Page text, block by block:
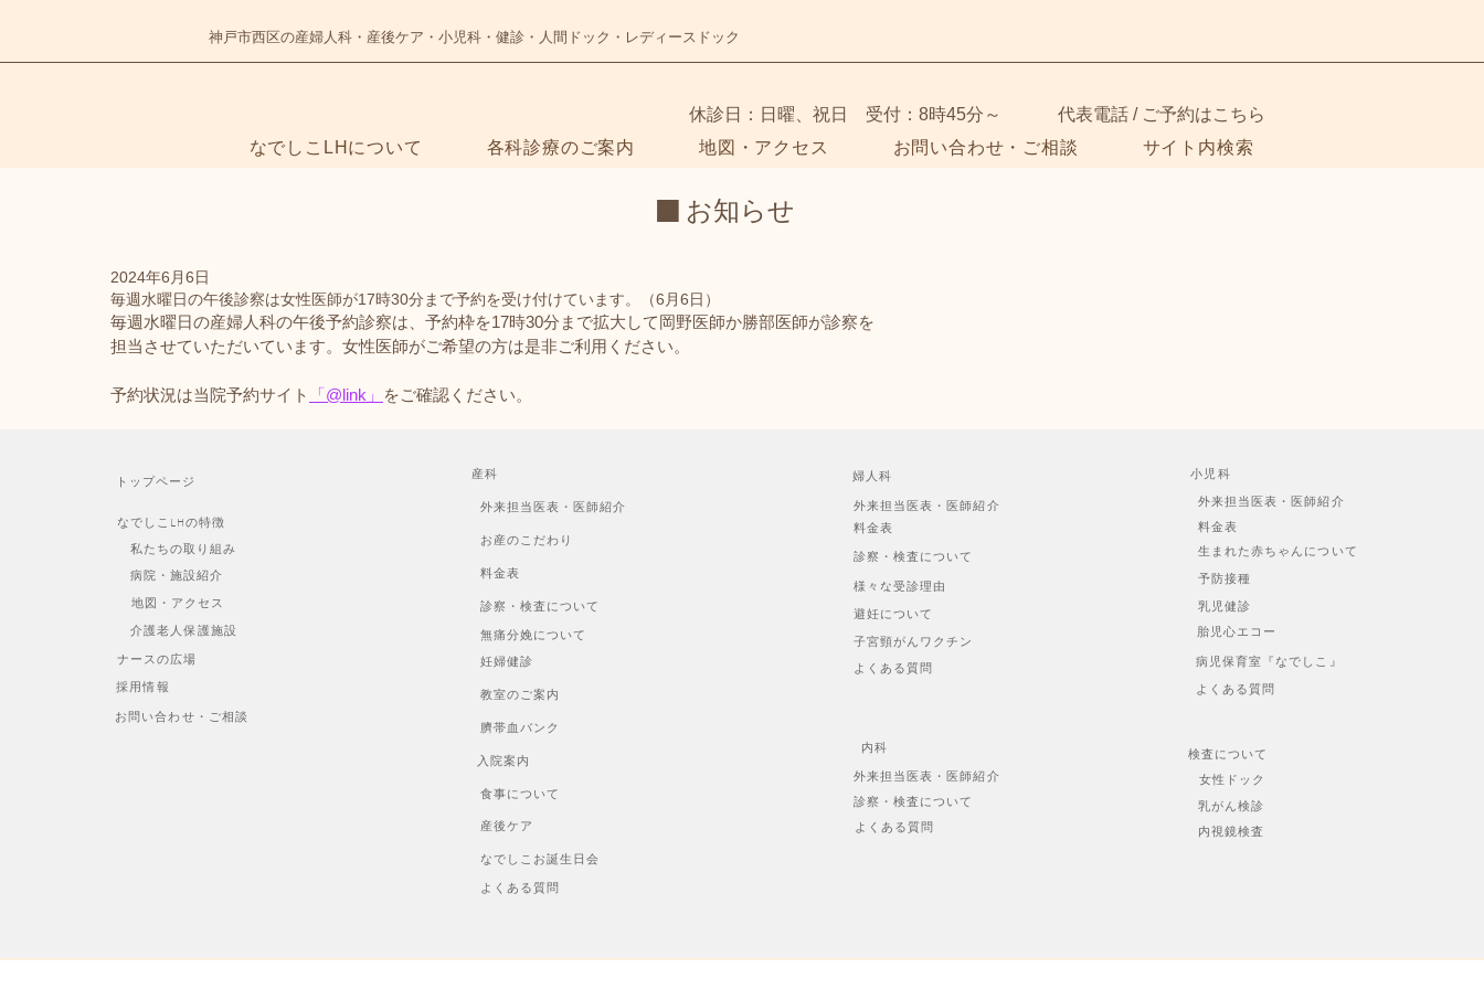
神戸市西区の産婦人科・産後ケア・小児科・健診・人間ドック・レディースドック
NADESHIKO
​休診日：日曜、祝日 受付：8時45分～
代表電話 / ご予約はこちら
なでしこLHについて
各科診療のご案内 地図・アクセス お問い合わせ・ご相談 サイト内検索
■ お知らせ
毎週水曜日の午後診察は女性医師が17時30分まで予約を受け付けています。（6月6日）
2024年6月6日
毎週水曜日の産婦人科の午後予約診察は、予約枠を17時30分まで拡大して岡野医師か勝部医師が診察を
担当させていただいています。女性医師がご希望の方は是非ご利用ください。
予約状況は当院予約サイト 「@link」 をご確認ください。
トップページ
なでしこLHの特徴
私たちの取り組み
病院・施設紹介
地図・アクセス
介護老人保護施設
ナースの広場
採用情報
お問い合わせ・ご相談
産科
外来担当医表・医師紹介
お産のこだわり
料金表
診察・検査について
無痛分娩について
妊婦健診
教室のご案内
臍帯血バンク
入院案内
食事について
産後ケア
なでしこお誕生日会
よくある質問
婦人科
外来担当医表・医師紹介
料金表
診察・検査について
様々な受診理由
避妊について
子宮頸がんワクチン
よくある質問
内科
外来担当医表・医師紹介
診察・検査について
よくある質問
小児科
外来担当医表・医師紹介
料金表
生まれた赤ちゃんについて
予防接種
乳児健診
胎児心エコー
病児保育室『なでしこ』
よくある質問
検査について
女性ドック
乳がん検診
内視鏡検査